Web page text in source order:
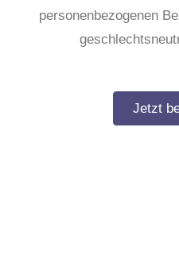
personenbezogenen
Jetzt